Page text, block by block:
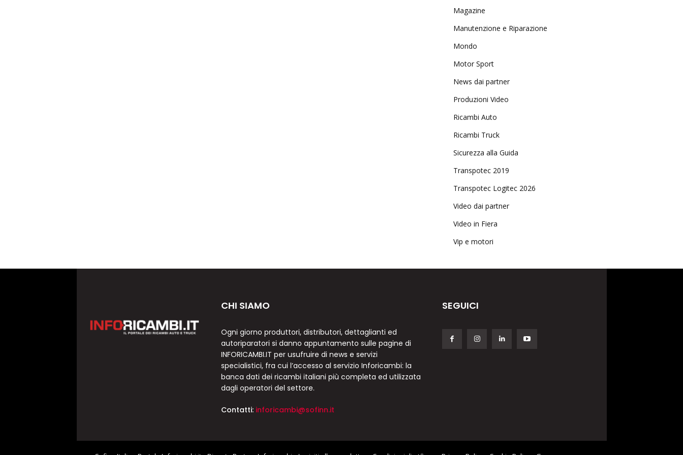
Magazine
Manutenzione e Riparazione
Mondo
Motor Sport
News dai partner
Produzioni Video
Ricambi Auto
Ricambi Truck
Sicurezza alla Guida
Transpotec 2019
Transpotec Logitec 2026
Video dai partner
Video in Fiera
Vip e motori
CHI SIAMO
Ogni giorno produttori, distributori, dettaglianti ed
autoriparatori si danno appuntamento sulle pagine di
INFORICAMBI.IT per usufruire di news e servizi
specialistici, fra cui l’accesso al servizio Inforicambi: la
banca dati dei ricambi italiani più completa ed utilizzata
dagli operatori del settore.
Contatti: inforicambi@sofinn.it
SEGUICI